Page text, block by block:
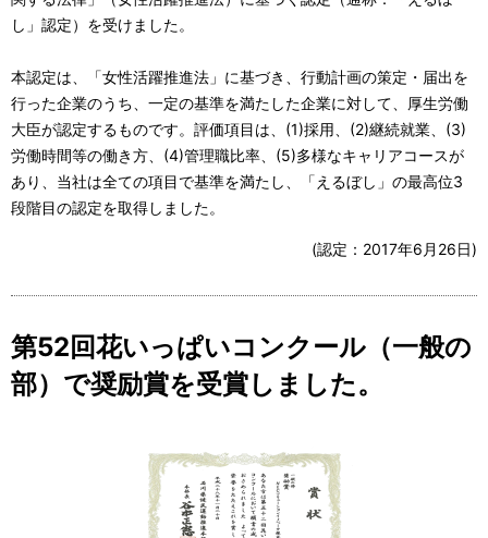
し」認定）を受けました。
本認定は、「女性活躍推進法」に基づき、行動計画の策定・届出を
行った企業のうち、一定の基準を満たした企業に対して、厚生労働
大臣が認定するものです。評価項目は、(1)採用、(2)継続就業、(3)
労働時間等の働き方、(4)管理職比率、(5)多様なキャリアコースが
あり、当社は全ての項目で基準を満たし、「えるぼし」の最高位3
段階目の認定を取得しました。
(認定：2017年6月26日)
第52回花いっぱいコンクール（一般の
部）で奨励賞を受賞しました。